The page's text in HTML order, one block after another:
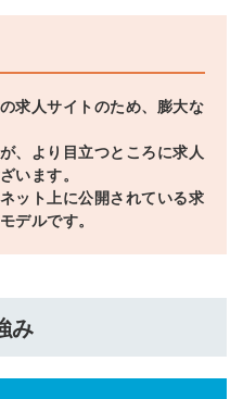
求人サイトのため、膨大な
、より目立つところに求人
います。
ット上に公開されている求
デルです。
み